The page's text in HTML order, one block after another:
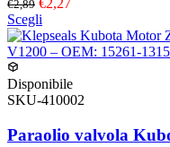
del
prodotto
€2,89 €2,27
Scegli
prodotto
ha
varianti.
Le
possono
Disponibile
SKU-410002
Paraolio valvola